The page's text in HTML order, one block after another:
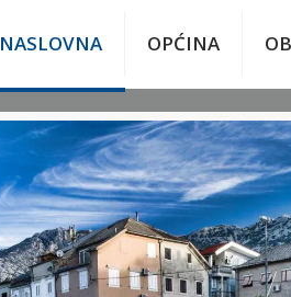
NASLOVNA OPĆINA